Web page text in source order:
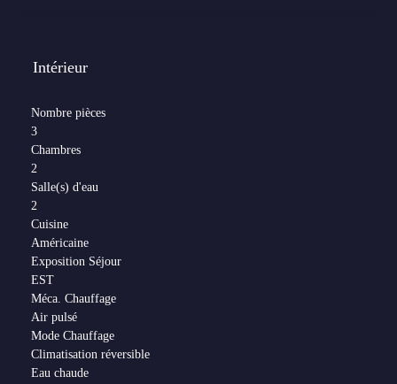
Intérieur
Nombre pièces
3
Chambres
2
Salle(s) d'eau
2
Cuisine
Américaine
Exposition Séjour
EST
Méca. Chauffage
Air pulsé
Mode Chauffage
Climatisation réversible
Eau chaude